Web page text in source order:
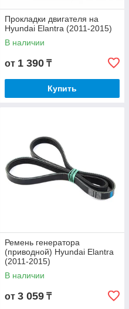
Прокладки двигателя на
Hyundai Elantra (2011-2015)
В наличии
от 1 390 ₸
Купить
Ремень генератора
(приводной) Hyundai Elantra
(2011-2015)
В наличии
от 3 059 ₸